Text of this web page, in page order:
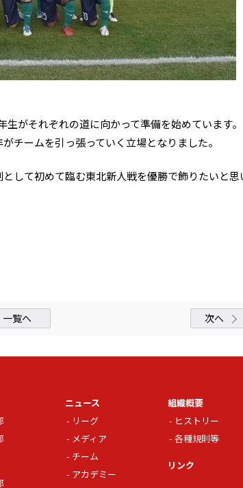
がそれぞれの道に向かって準備を始めています。
チームを引っ張っていく立場となりました。
して初めて臨む東北新人戦を優勝で飾りたいと思
一覧へ 次へ
ニュース
リーグ
メディア
チーム
アカデミー
組織概要
ヒストリー
各種規則等
リンク